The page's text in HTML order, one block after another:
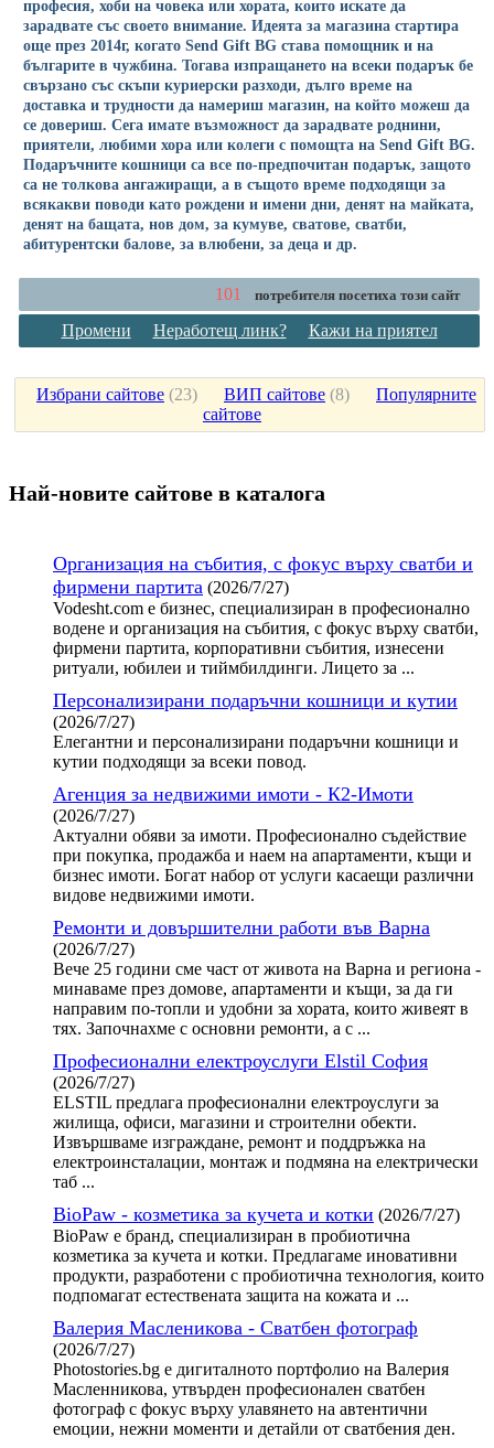
професия, хоби на човека или хората, които искате да
зарадвате със своето внимание. Идеята за магазина стартира
още през 2014г, когато Send Gift BG става помощник и на
българите в чужбина. Тогава изпращането на всеки подарък бе
свързано със скъпи куриерски разходи, дълго време на
доставка и трудности да намериш магазин, на който можеш да
се довериш. Сега имате възможност да зарадвате роднини,
приятели, любими хора или колеги с помощта на Send Gift BG.
Подаръчните кошници са все по-предпочитан подарък, защото
са не толкова ангажиращи, а в същото време подходящи за
всякакви поводи като рождени и имени дни, денят на майката,
денят на бащата, нов дом, за кумуве, сватове, сватби,
абитурентски балове, за влюбени, за деца и др.
101 потребителя посетиха този сайт
Промени Неработещ линк? Кажи на приятел
Избрани сайтове (23) ВИП сайтове (8) Популярните
сайтове
Най-новите сайтoве в каталога
Организация на събития, с фокус върху сватби и
фирмени партита (2026/7/27)
Vodesht.com е бизнес, специализиран в професионално
водене и организация на събития, с фокус върху сватби,
фирмени партита, корпоративни събития, изнесени
ритуали, юбилеи и тиймбилдинги. Лицето за ...
Персонализирани подаръчни кошници и кутии
(2026/7/27)
Елегантни и персонализирани подаръчни кошници и
кутии подходящи за всеки повод.
Агенция за недвижими имоти - К2-Имоти
(2026/7/27)
Актуални обяви за имоти. Професионално съдействие
при покупка, продажба и наем на апартаменти, къщи и
бизнес имоти. Богат набор от услуги касаещи различни
видове недвижими имоти.
Ремонти и довършителни работи във Варна
(2026/7/27)
Вече 25 години сме част от живота на Варна и региона -
минаваме през домове, апартаменти и къщи, за да ги
направим по-топли и удобни за хората, които живеят в
тях. Започнахме с основни ремонти, а с ...
Професионални електроуслуги Elstil София
(2026/7/27)
ELSTIL предлага професионални електроуслуги за
жилища, офиси, магазини и строителни обекти.
Извършваме изграждане, ремонт и поддръжка на
електроинсталации, монтаж и подмяна на електрически
таб ...
BioPaw - козметика за кучета и котки (2026/7/27)
BioPaw е бранд, специализиран в пробиотична
козметика за кучета и котки. Предлагаме иновативни
продукти, разработени с пробиотична технология, които
подпомагат естествената защита на кожата и ...
Валерия Масленикова - Сватбен фотограф
(2026/7/27)
Photostories.bg е дигиталното портфолио на Валерия
Масленникова, утвърден професионален сватбен
фотограф с фокус върху улавянето на автентични
емоции, нежни моменти и детайли от сватбения ден.